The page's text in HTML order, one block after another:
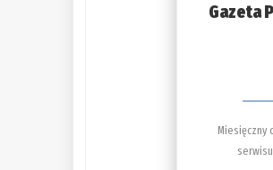
Gazeta
Miesięczny